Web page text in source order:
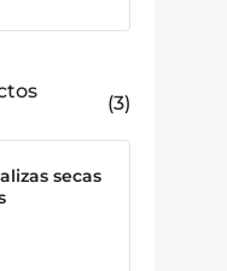
3
secas